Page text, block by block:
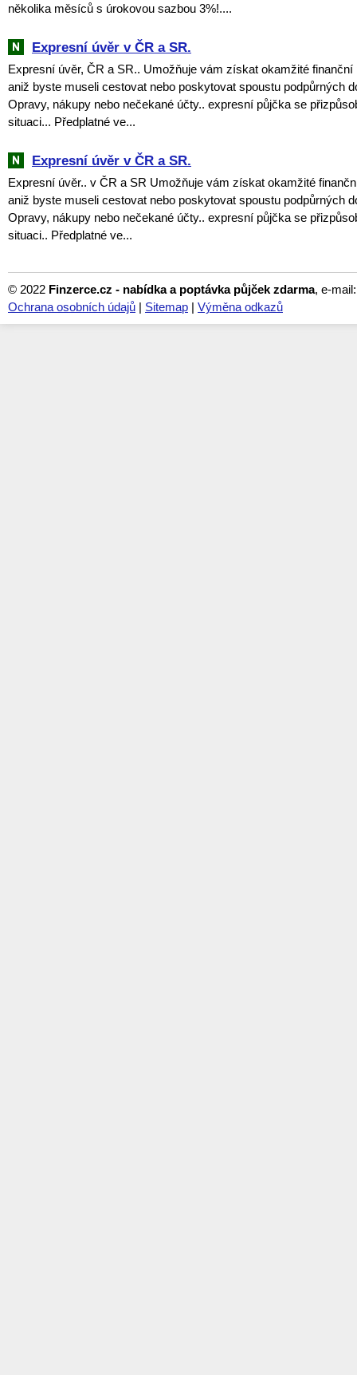
několika měsíců s úrokovou sazbou 3%!....
Expresní úvěr v ČR a SR.
Expresní úvěr, ČR a SR.. Umožňuje vám získat okamžité finanční
aniž byste museli cestovat nebo poskytovat spoustu podpůrných
Opravy, nákupy nebo nečekané účty.. expresní půjčka se
situaci... Předplatné ve...
Expresní úvěr v ČR a SR.
Expresní úvěr.. v ČR a SR Umožňuje vám získat okamžité
aniž byste museli cestovat nebo poskytovat spoustu podpůrných
Opravy, nákupy nebo nečekané účty.. expresní půjčka se
situaci.. Předplatné ve...
© 2022 Finzerce.cz - nabídka a poptávka půjček zdarma, e-
Ochrana osobních údajů | Sitemap | Výměna odkazů